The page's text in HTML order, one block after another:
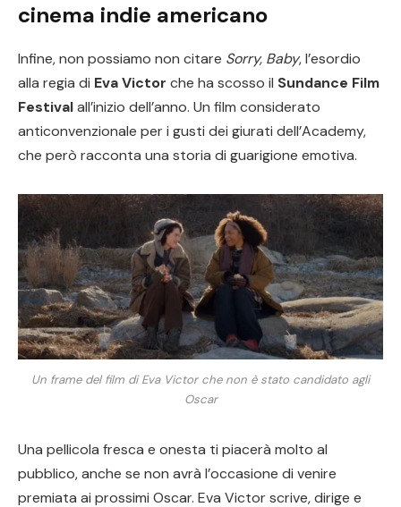
cinema indie americano
Infine, non possiamo non citare Sorry, Baby, l’esordio
alla regia di Eva Victor che ha scosso il Sundance Film
Festivalall’inizio dell’anno. Un film considerato
anticonvenzionale per i gusti dei giurati dell’Academy,
che però racconta una storia di guarigione emotiva.
Un frame del film di Eva Victor che non è stato candidato agli
Oscar
Una pellicola fresca e onesta ti piacerà molto al
pubblico, anche se non avrà l’occasione di venire
premiata ai prossimi Oscar. Eva Victor scrive, dirige e